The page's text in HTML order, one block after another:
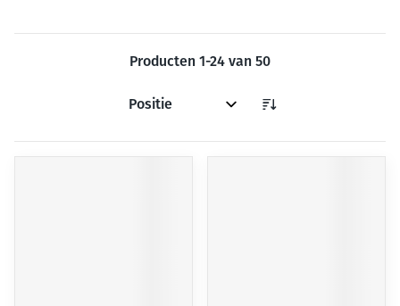
Producten 1-24 van 50
Sorteer op: